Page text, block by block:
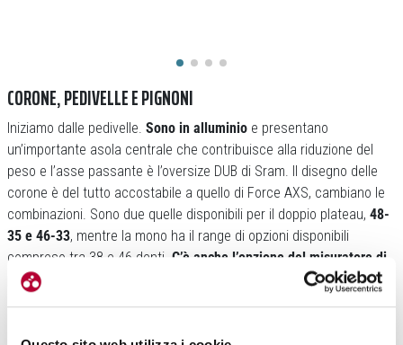
CORONE, PEDIVELLE E PIGNONI
Iniziamo dalle pedivelle. Sono in alluminio e presentano
un’importante asola centrale che contribuisce alla riduzione del
peso e l’asse passante è l’oversize DUB di Sram. Il disegno delle
corone è del tutto accostabile a quello di Force AXS, cambiano le
combinazioni. Sono due quelle disponibili per il doppio plateau, 48-
35 e 46-33, mentre la mono ha il range di opzioni disponibili
compreso tra 38 e 46 denti. C’è anche l’opzione del misuratore di
potenza Quarq
, la versione da inserire nell’asola dell’asse